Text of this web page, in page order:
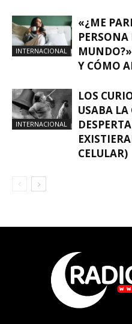
INTERNACIONAL
«¿ME
PERSONA
Y CÓMO
INTERNACIONAL
LOS
USABA LA
CELULAR)